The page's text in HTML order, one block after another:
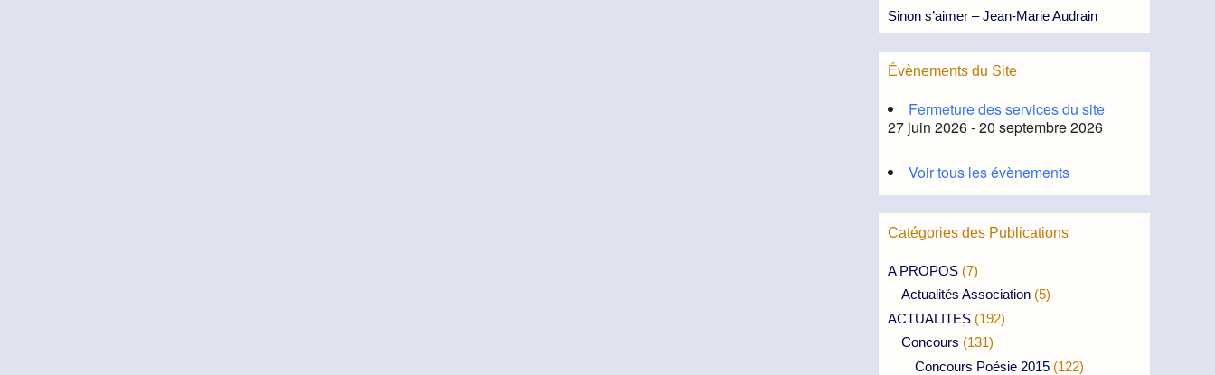
Sinon s’aimer – Jean-Marie Audrain
Évènements du Site
Fermeture des services du site
27 juin 2026 - 20 septembre 2026
Voir tous les évènements
Catégories des Publications
A PROPOS (7)
Actualités Association (5)
ACTUALITES (192)
Concours (131)
Concours Poésie 2015 (122)